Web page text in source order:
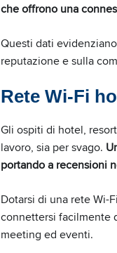
che offrono una
Questi dati
reputazione e sulla
Rete Wi-Fi
Gli ospiti di hotel,
lavoro, sia per svago.
portando a recensioni
Dotarsi di una rete Wi-
connettersi facilmente
meeting ed eventi.